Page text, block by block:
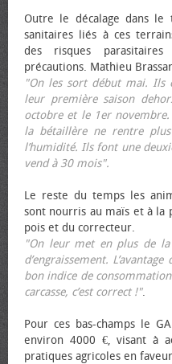
Outre le décalage dans
sanitaires liés à ces
des risques
précautions. Mathieu
"On les sort début mai.
leur première saison
octobre et le 1er
la bétaillère ne rentre
l’humidité. Ils font une
vend à 30 mois".
Le reste du temps les
sont nourris au maïs et à la
pois et du correcteur.
"On leur met en plus de
d’engraissement.
bon indice de
carcasse, c’est correct !".
Pour ces bas-champs le
environ 4000 €, visant à
pratiques agricoles en